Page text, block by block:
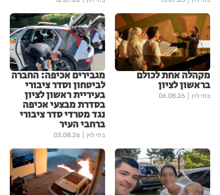
מקהלה אחת לכולם
בראשון לציון
בתי לוין 06.08.26
מגבירים אכיפה: החברה
לביטחון וסדר ציבורי
בעיריית ראשון לציון
בסדרת מבצעי אכיפה
נגד מטרדי סדר ציבורי
ברחבי העיר
בתי לוין 03.08.26